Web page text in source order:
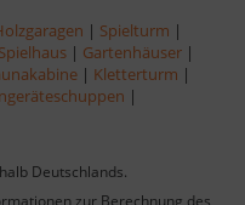
| Spielturm |
Spielhaus | Gartenhäuser |
| Kletterturm |
|
Deutschlands.
zur Berechnung des